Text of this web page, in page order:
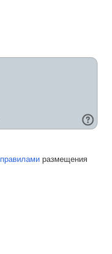
правилами размещения